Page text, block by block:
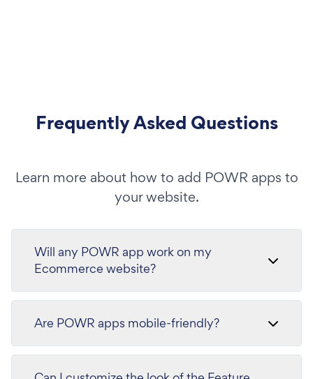
Frequently Asked Questions
Learn more about how to add POWR apps to
your website.
Will any POWR app work on my
Ecommerce website?
Are POWR apps mobile-friendly?